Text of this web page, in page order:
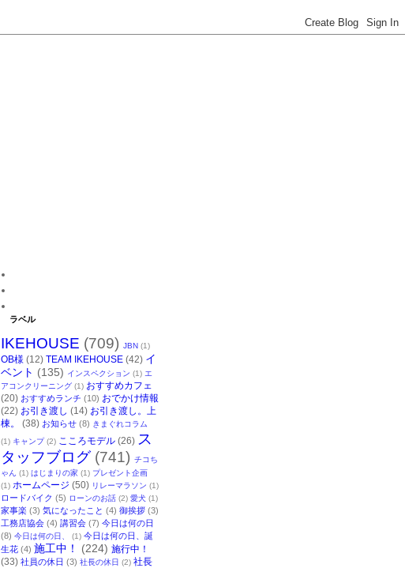
ラベル
IKEHOUSE (709) JBN (1)
OB様 (12) TEAM IKEHOUSE (42) イ
ベント (135) インスペクション (1) エ
アコンクリーニング (1) おすすめカフェ
(20) おすすめランチ (10) おでかけ情報
(22) お引き渡し (14) お引き渡し。上
棟。
(38) お知らせ (8) きまぐれコラム
(1) キャンプ (2) こころモデル (26) ス
タッフブログ (741) チコち
ゃん
(1) はじまりの家 (1) プレゼント企画
(1) ホームページ (50) リレーマラソン (1)
ロードバイク (5) ローンのお話 (2) 愛犬 (1)
家事楽 (3) 気になったこと (4) 御挨拶 (3)
工務店協会 (4) 講習会 (7) 今日は何の日
(8) 今日は何の日、 (1) 今日は何の日、誕
生花 (4) 施工中！ (224) 施行中！
(33) 社員の休日 (3) 社長の休日 (2) 社長